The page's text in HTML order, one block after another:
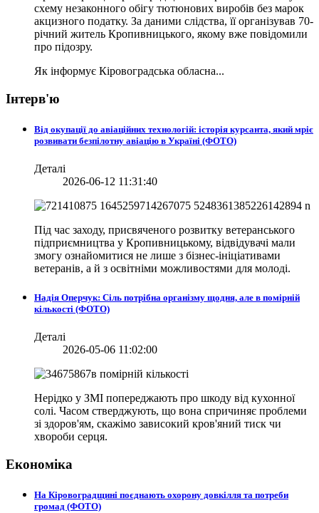
схему незаконного обігу тютюнових виробів без марок
акцизного податку. За даними слідства, її організував 70-
річний житель Кропивницького, якому вже повідомили
про підозру.
Як інформує Кіровоградська обласна...
Інтерв'ю
Від окупації до авіаційних технологій: історія курсанта, який мріє
розвивати безпілотну авіацію в Україні (ФОТО)
Деталі
2026-06-12 11:31:40
Під час заходу, присвяченого розвитку ветеранського
підприємництва у Кропивницькому, відвідувачі мали
змогу ознайомитися не лише з бізнес-ініціативами
ветеранів, а й з освітніми можливостями для молоді.
Надія Оперчук: Сіль потрібна організму щодня, але в помірній
кількості (ФОТО)
Деталі
2026-05-06 11:02:00
Нерідко у ЗМІ попереджають про шкоду від кухонної
солі. Часом стверджують, що вона спричиняє проблеми
зі здоров'ям, скажімо зависокий кров'яний тиск чи
хвороби серця.
Економіка
На Кіровоградщині поєднають охорону довкілля та потреби
громад (ФОТО)